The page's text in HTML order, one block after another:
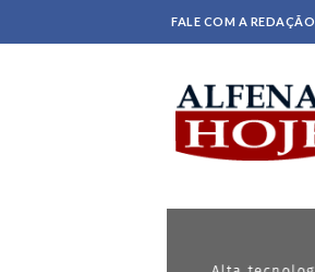
FALE COM A REDAÇÃO